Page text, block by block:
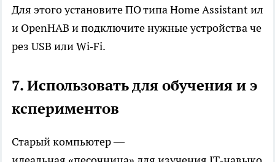
Для этого установите ПО типа Home Assistant ил
и OpenHAB и подключите нужные устройства че
рез USB или Wi‑Fi.
7. Использовать для обучения и э
кспериментов
Старый компьютер —